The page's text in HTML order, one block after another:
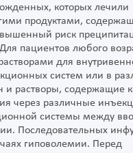
которых лечили
продуктами,
риск
пациентов любого
для
систем или в
и растворы, содержащие
через различные
системы между
Последовательных
гиповолемии. Перед